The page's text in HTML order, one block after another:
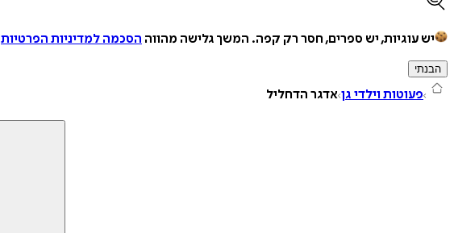
יש עוגיות, יש ספרים, חסר רק קפה. המשך גלישה מהווה הסכמה למדיניות הפרטיות
הבנתי
פעוטות וילדי גן אדגר הדחליל